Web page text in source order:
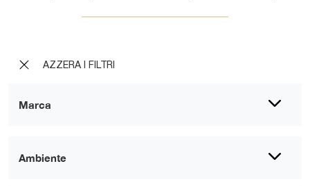
AZZERA I FILTRI
Marca
Ambiente